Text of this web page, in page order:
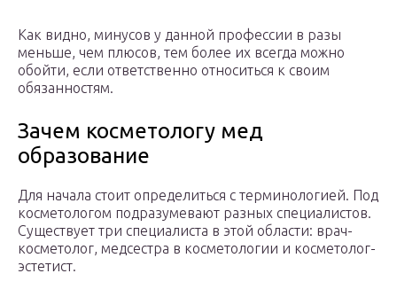
Как видно, минусов у данной профессии в разы
меньше, чем плюсов, тем более их всегда можно
обойти, если ответственно относиться к своим
обязанностям.
Зачем косметологу мед
образование
Для начала стоит определиться с терминологией. Под
косметологом подразумевают разных специалистов.
Существует три специалиста в этой области: врач-
косметолог, медсестра в косметологии и косметолог-
эстетист.